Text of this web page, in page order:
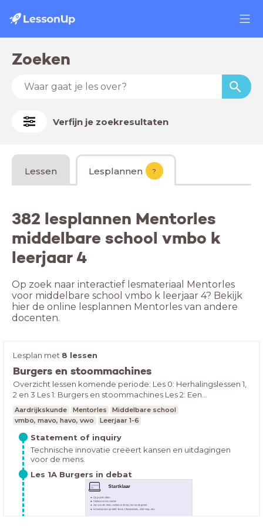
Zoeken
Verfijn je zoekresultaten
Lessen Lesplannen ?
382 lesplannen Mentorles
middelbare school vmbo k
leerjaar 4
Op zoek naar interactief lesmateriaal Mentorles
voor middelbare school vmbo k leerjaar 4? Bekijk
hier de online lesplannen Mentorles van andere
docenten.
Lesplan met 8 lessen
Burgers en stoommachines
Overzicht lessen komende periode: Les 0: Herhalingslessen 1,
2 en 3 Les 1: Burgers en stoommachines Les 2: Een
veranderende samenlevingLes 3: De stoommachine Les 4:
Zwarte sneeuwLes 5: Kinderarbeid Les 6:
Arbeidsomstandigheden
Aardrijkskunde Mentorles
Middelbare school
vmbo, mavo, havo, vwo
Leerjaar 1-6
Statement of inquiry
Technische innovatie creëert kansen en uitdagingen
voor de mens.
Les 1A Burgers in debat